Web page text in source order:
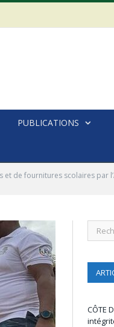
PUBLICATIONS
et de fournitures scolaires par
CÔTE